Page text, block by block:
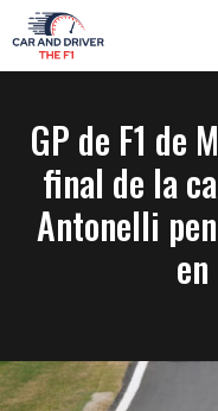
Saltar
al
contenido
GP de F1 de
final de la
Antonelli